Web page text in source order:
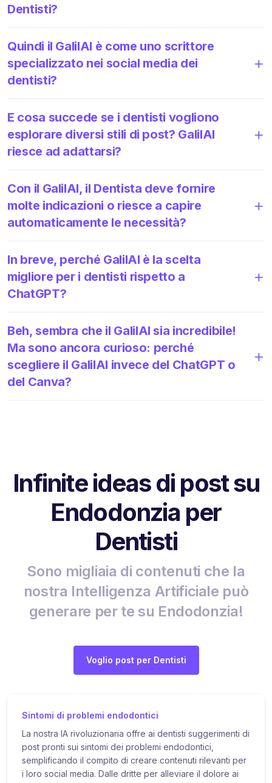
Dentisti?
Quindi il GalilAI è come uno scrittore
specializzato nei social media dei
dentisti?
E cosa succede se i dentisti vogliono
esplorare diversi stili di post? GalilAI
riesce ad adattarsi?
Con il GalilAI, il Dentista deve fornire
molte indicazioni o riesce a capire
automaticamente le necessità?
In breve, perché GalilAI è la scelta
migliore per i dentisti rispetto a
ChatGPT?
Beh, sembra che il GalilAI sia incredibile!
Ma sono ancora curioso: perché
scegliere il GalilAI invece del ChatGPT o
del Canva?
Infinite ideas di post su
Endodonzia per
Dentisti
Sono migliaia di contenuti che la
nostra Intelligenza Artificiale può
generare per te su Endodonzia!
Voglio post per Dentisti
Sintomi di problemi endodontici
La nostra IA rivoluzionaria offre ai dentisti suggerimenti di
post pronti sui sintomi dei problemi endodontici,
semplificando il compito di creare contenuti rilevanti per
i loro social media. Dalle dritte per alleviare il dolore ai